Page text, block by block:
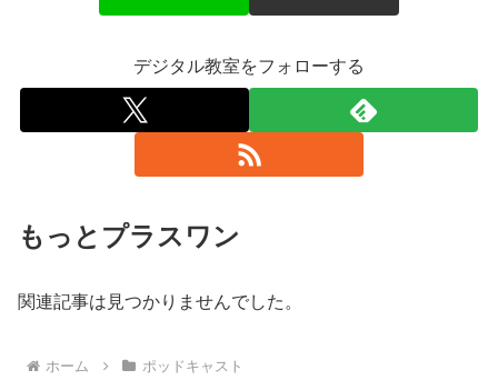
デジタル教室をフォローする
もっとプラスワン
関連記事は見つかりませんでした。
ホーム ポッドキャスト